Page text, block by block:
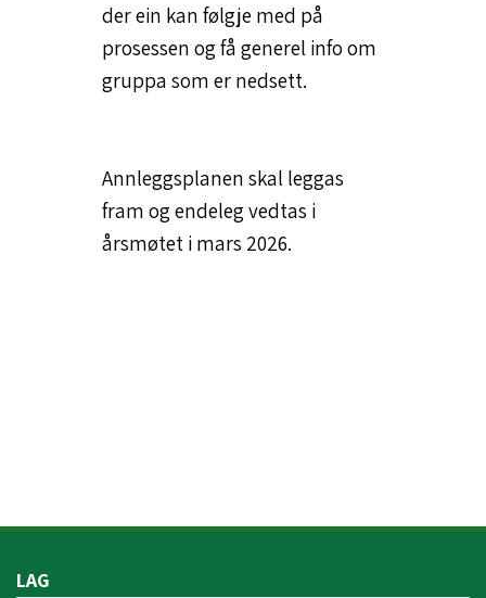
der ein kan følgje med på
prosessen og få generel info om
gruppa som er nedsett.
Annleggsplanen skal leggas
fram og endeleg vedtas i
årsmøtet i mars 2026.
LAG